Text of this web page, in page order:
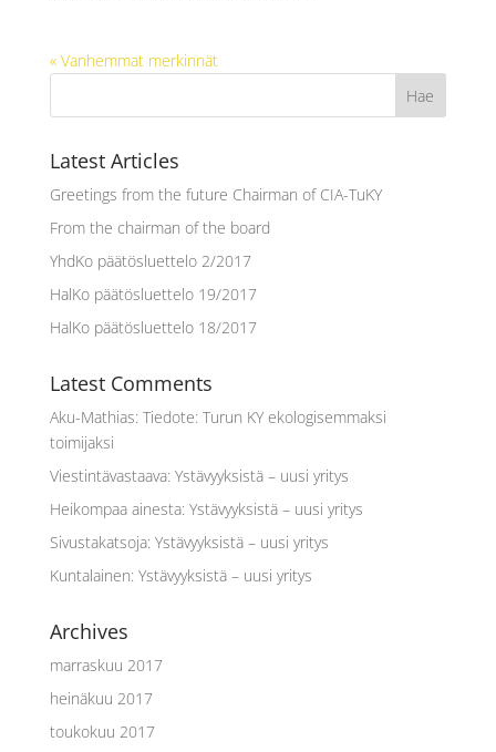
« Vanhemmat merkinnät
Latest Articles
Greetings from the future Chairman of CIA-TuKY
From the chairman of the board
YhdKo päätösluettelo 2/2017
HalKo päätösluettelo 19/2017
HalKo päätösluettelo 18/2017
Latest Comments
Aku-Mathias: Tiedote: Turun KY ekologisemmaksi
toimijaksi
Viestintävastaava: Ystävyyksistä – uusi yritys
Heikompaa ainesta: Ystävyyksistä – uusi yritys
Sivustakatsoja: Ystävyyksistä – uusi yritys
Kuntalainen: Ystävyyksistä – uusi yritys
Archives
marraskuu 2017
heinäkuu 2017
toukokuu 2017